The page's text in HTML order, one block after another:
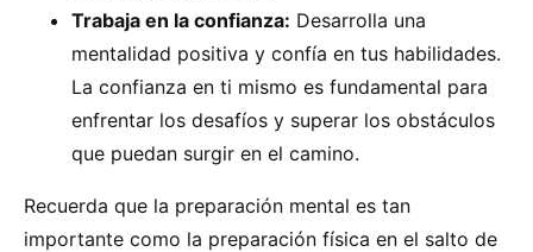
Trabaja en la confianza: Desarrolla una
mentalidad positiva y confía en tus habilidades.
La confianza en ti mismo es fundamental para
enfrentar los desafíos y superar los obstáculos
que puedan surgir en el camino.
Recuerda que la preparación mental es tan
importante como la preparación física en el salto de